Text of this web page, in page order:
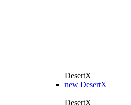
DesertX
new DesertX
DesertX